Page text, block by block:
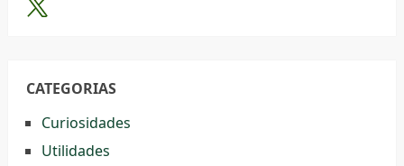
CATEGORIAS
Curiosidades
Utilidades